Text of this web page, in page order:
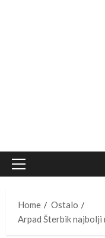
Primary
Home
Ostalo
Arpad Šterbik